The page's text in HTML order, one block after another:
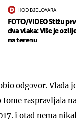
KOD BJELOVARA
FOTO/VIDEO Stižu
dva vlaka: Više je
na terenu
odgovor. Vlada
tome raspravljala
i otad nema